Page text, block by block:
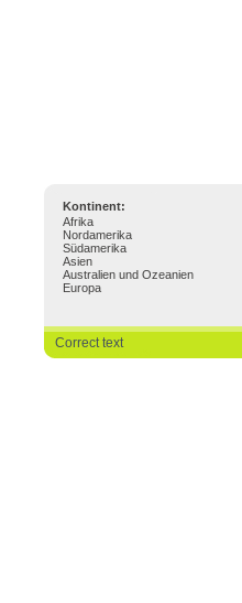
Kontinent:
Afrika
Nordamerika
Südamerika
Asien
Australien und Ozeanien
Europa
Correct text